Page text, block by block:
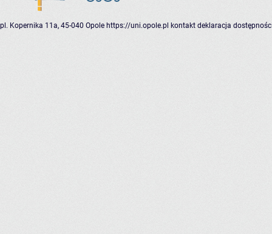
pl. Kopernika 11a, 45-040 Opole https://uni.opole.pl kontakt deklaracja